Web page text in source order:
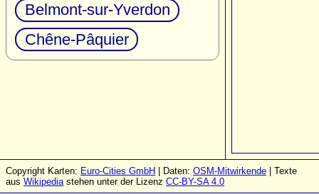
Belmont-sur-Yverdon
Chêne-Pâquier
Copyright Karten: Euro-Cities GmbH | Daten: OSM-Mitwirkende | Texte
aus Wikipediastehen unter der Lizenz CC-BY-SA 4.0